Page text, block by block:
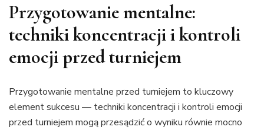
Przygotowanie mentalne:
techniki koncentracji i kontroli
emocji przed turniejem
Przygotowanie mentalne przed turniejem to kluczowy
element sukcesu — techniki koncentracji i kontroli emocji
przed turniejem mogą przesądzić o wyniku równie mocno